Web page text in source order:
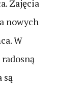
Zajęcia
nowych
W
są